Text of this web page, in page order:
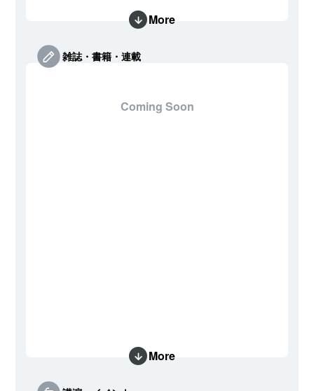
More
雑誌・書籍・連載
Coming Soon
More